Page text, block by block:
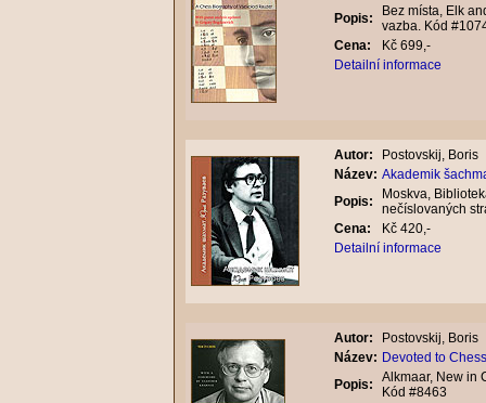
Popis:
Bez místa, Elk
vazba. Kód
Cena:
Kč 699,-
Detailní informace
Autor:
Postovskij, Boris
Název: Akademik
Popis:
Moskva,
nečíslovaných
Cena:
Kč 420,-
Detailní informace
Autor:
Postovskij, Boris
Název: Devoted to
Popis:
Alkmaar, New in
Kód #8463